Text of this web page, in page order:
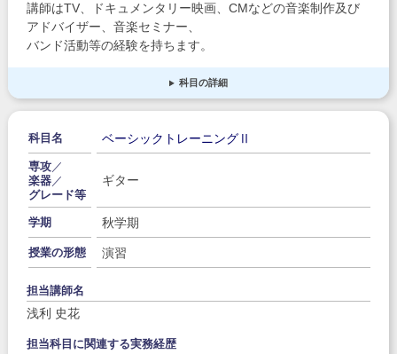
講師はTV、ドキュメンタリー映画、CMなどの音楽制作及び
アドバイザー、音楽セミナー、
バンド活動等の経験を持ちます。
科目の詳細
科目名 ベーシックトレーニングⅡ
専攻／
楽器／
グレード等
ギター
学期 秋学期
授業の形態 演習
担当講師名
浅利 史花
担当科目に関連する実務経歴